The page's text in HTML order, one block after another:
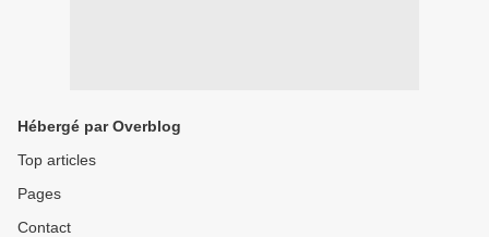
Hébergé par Overblog
Top articles
Pages
Contact